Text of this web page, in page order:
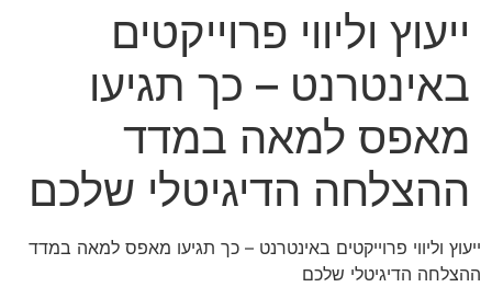
ייעוץ וליווי פרוייקטים
באינטרנט – כך תגיעו
מאפס למאה במדד
ההצלחה הדיגיטלי שלכם
ייעוץ וליווי פרוייקטים באינטרנט – כך תגיעו מאפס למאה במדד
ההצלחה הדיגיטלי שלכם